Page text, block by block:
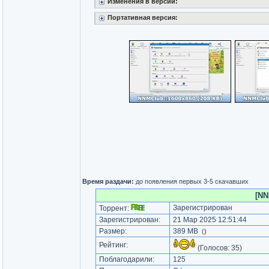
Портативная версия:
Время раздачи: до появления первых 3-5 скачавших
Торрент:
Зарегистрирован
Зарегистрирован:
21 Мар 2025 12:51:44
Размер:
389 MB ()
Рейтинг: (Голосов: 35)
Поблагодарили:
125